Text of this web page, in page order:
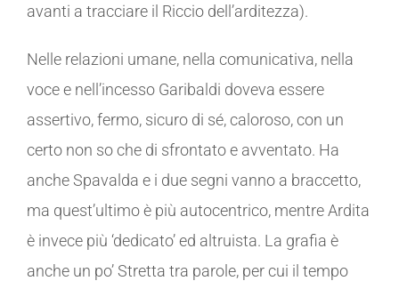
avanti a tracciare il Riccio dell’arditezza).
Nelle relazioni umane, nella comunicativa, nella
voce e nell’incesso Garibaldi doveva essere
assertivo, fermo, sicuro di sé, caloroso, con un
certo non so che di sfrontato e avventato. Ha
anche Spavalda e i due segni vanno a braccetto,
ma quest’ultimo è più autocentrico, mentre Ardita
è invece più ‘dedicato’ ed altruista. La grafia è
anche un po’ Stretta tra parole, per cui il tempo